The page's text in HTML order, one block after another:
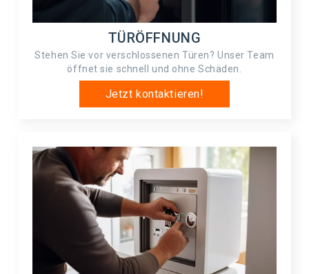
TÜRÖFFNUNG
Stehen Sie vor verschlossenen Türen? Unser Team
öffnet sie schnell und ohne Schäden.
Jetzt kontaktieren!